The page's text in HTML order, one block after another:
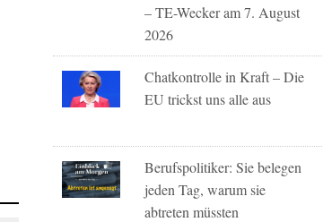
– TE-Wecker am 7. August
2026
Chatkontrolle in Kraft – Die
EU trickst uns alle aus
Berufspolitiker: Sie belegen
jeden Tag, warum sie
abtreten müssten